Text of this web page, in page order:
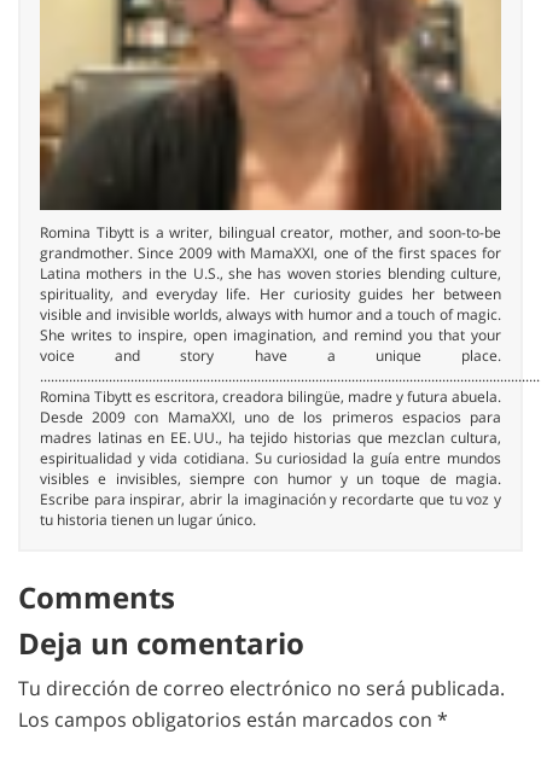
Romina Tibytt is a writer, bilingual creator, mother, and soon-to-be
grandmother. Since 2009 with MamaXXI, one of the first spaces for
Latina mothers in the U.S., she has woven stories blending culture,
spirituality, and everyday life. Her curiosity guides her between
visible and invisible worlds, always with humor and a touch of magic.
She writes to inspire, open imagination, and remind you that your
voice and story have a unique place.
Romina Tibytt es escritora, creadora bilingüe, madre y futura abuela.
Desde 2009 con MamaXXI, uno de los primeros espacios para
madres latinas en EE. UU., ha tejido historias que mezclan cultura,
espiritualidad y vida cotidiana. Su curiosidad la guía entre mundos
visibles e invisibles, siempre con humor y un toque de magia.
Escribe para inspirar, abrir la imaginación y recordarte que tu voz y
tu historia tienen un lugar único.
Comments
Deja un comentario
Tu dirección de correo electrónico no será publicada.
Los campos obligatorios están marcados con *